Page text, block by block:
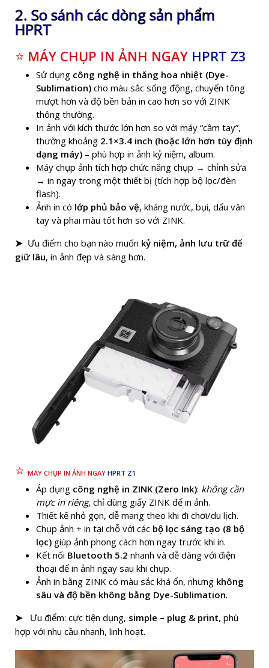
2. So sánh các dòng sản phẩm
HPRT
⭐ MÁY CHỤP IN ẢNH NGAY HPRT Z3
Sử dụng công nghệ in thăng hoa nhiệt (Dye-
Sublimation) cho màu sắc sống động, chuyển tông
mượt hơn và độ bền bản in cao hơn so với ZINK
thông thường.
In ảnh với kích thước lớn hơn so với máy “cầm tay”,
thường khoảng 2.1×3.4 inch (hoặc lớn hơn tùy định
dạng máy) – phù hợp in ảnh kỷ niệm, album.
Máy chụp ảnh tích hợp chức năng chụp → chỉnh sửa
→ in ngay trong một thiết bị (tích hợp bộ lọc/đèn
flash).
Ảnh in có lớp phủ bảo vệ, kháng nước, bụi, dấu vân
tay và phai màu tốt hơn so với ZINK.
➤ Ưu điểm cho bạn nào muốn kỷ niệm, ảnh lưu trữ để
giữ lâu, in ảnh đẹp và sáng hơn.
⭐ MÁY CHỤP IN ẢNH NGAY HPRT Z1
Áp dụng công nghệ in ZINK (Zero Ink): không cần
mực in riêng, chỉ dùng giấy ZINK để in ảnh.
Thiết kế nhỏ gọn, dễ mang theo khi đi chơi/du lịch.
Chụp ảnh + in tại chỗ với các bộ lọc sáng tạo (8 bộ
lọc) giúp ảnh phong cách hơn ngay trước khi in.
Kết nối Bluetooth 5.2 nhanh và dễ dàng với điện
thoại để in ảnh ngay sau khi chụp.
Ảnh in bằng ZINK có màu sắc khá ổn, nhưng không
sâu và độ bền không bằng Dye-Sublimation.
➤ Ưu điểm: cực tiện dụng, simple – plug & print, phù
hợp với nhu cầu nhanh, linh hoạt.